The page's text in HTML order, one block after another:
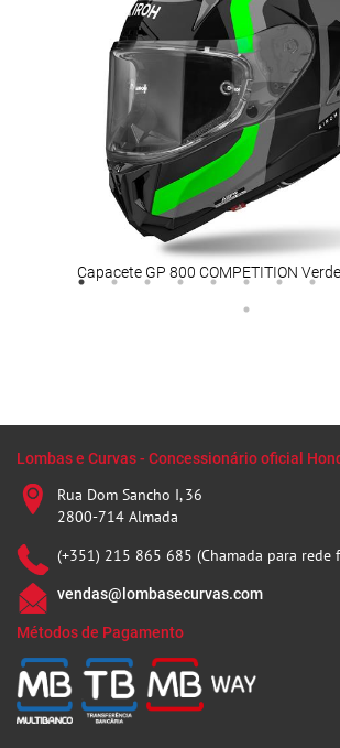
Capacete GP 800 COMPETITION
Lombas e Curvas - Concessionário oficial
Rua Dom Sancho I, 36
2800-714 Almada
(+351) 215 865 685 (Chamada para rede
vendas@lombasecurvas.com
Métodos de Pagamento